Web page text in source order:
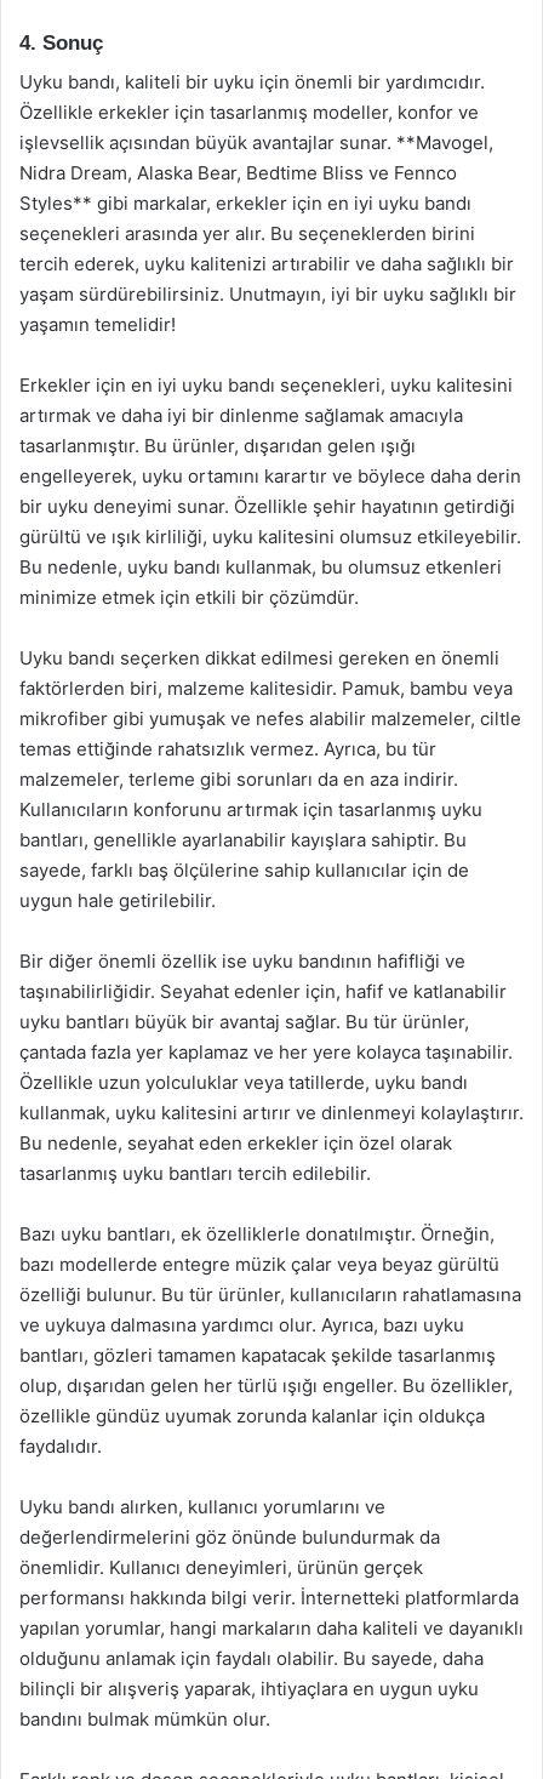
4. Sonuç
Uyku bandı, kaliteli bir uyku için önemli bir yardımcıdır.
Özellikle erkekler için tasarlanmış modeller, konfor ve
işlevsellik açısından büyük avantajlar sunar. **Mavogel,
Nidra Dream, Alaska Bear, Bedtime Bliss ve Fennco
Styles** gibi markalar, erkekler için en iyi uyku bandı
seçenekleri arasında yer alır. Bu seçeneklerden birini
tercih ederek, uyku kalitenizi artırabilir ve daha sağlıklı bir
yaşam sürdürebilirsiniz. Unutmayın, iyi bir uyku sağlıklı bir
yaşamın temelidir!
Erkekler için en iyi uyku bandı seçenekleri, uyku kalitesini
artırmak ve daha iyi bir dinlenme sağlamak amacıyla
tasarlanmıştır. Bu ürünler, dışarıdan gelen ışığı
engelleyerek, uyku ortamını karartır ve böylece daha derin
bir uyku deneyimi sunar. Özellikle şehir hayatının getirdiği
gürültü ve ışık kirliliği, uyku kalitesini olumsuz etkileyebilir.
Bu nedenle, uyku bandı kullanmak, bu olumsuz etkenleri
minimize etmek için etkili bir çözümdür.
Uyku bandı seçerken dikkat edilmesi gereken en önemli
faktörlerden biri, malzeme kalitesidir. Pamuk, bambu veya
mikrofiber gibi yumuşak ve nefes alabilir malzemeler, ciltle
temas ettiğinde rahatsızlık vermez. Ayrıca, bu tür
malzemeler, terleme gibi sorunları da en aza indirir.
Kullanıcıların konforunu artırmak için tasarlanmış uyku
bantları, genellikle ayarlanabilir kayışlara sahiptir. Bu
sayede, farklı baş ölçülerine sahip kullanıcılar için de
uygun hale getirilebilir.
Bir diğer önemli özellik ise uyku bandının hafifliği ve
taşınabilirliğidir. Seyahat edenler için, hafif ve katlanabilir
uyku bantları büyük bir avantaj sağlar. Bu tür ürünler,
çantada fazla yer kaplamaz ve her yere kolayca taşınabilir.
Özellikle uzun yolculuklar veya tatillerde, uyku bandı
kullanmak, uyku kalitesini artırır ve dinlenmeyi kolaylaştırır.
Bu nedenle, seyahat eden erkekler için özel olarak
tasarlanmış uyku bantları tercih edilebilir.
Bazı uyku bantları, ek özelliklerle donatılmıştır. Örneğin,
bazı modellerde entegre müzik çalar veya beyaz gürültü
özelliği bulunur. Bu tür ürünler, kullanıcıların rahatlamasına
ve uykuya dalmasına yardımcı olur. Ayrıca, bazı uyku
bantları, gözleri tamamen kapatacak şekilde tasarlanmış
olup, dışarıdan gelen her türlü ışığı engeller. Bu özellikler,
özellikle gündüz uyumak zorunda kalanlar için oldukça
faydalıdır.
Uyku bandı alırken, kullanıcı yorumlarını ve
değerlendirmelerini göz önünde bulundurmak da
önemlidir. Kullanıcı deneyimleri, ürünün gerçek
performansı hakkında bilgi verir. İnternetteki platformlarda
yapılan yorumlar, hangi markaların daha kaliteli ve dayanıklı
olduğunu anlamak için faydalı olabilir. Bu sayede, daha
bilinçli bir alışveriş yaparak, ihtiyaçlara en uygun uyku
bandını bulmak mümkün olur.